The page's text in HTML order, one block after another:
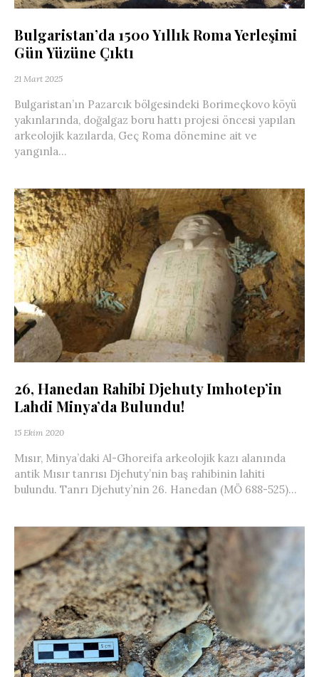
Bulgaristan’da 1500 Yıllık Roma Yerleşimi
Gün Yüzüne Çıktı
21 Mart 2025
Bulgaristan’ın Pazarcık bölgesindeki Borimeçkovo köyü
yakınlarında, doğalgaz boru hattı projesi öncesi yapılan
arkeolojik kazılarda, Geç Roma dönemine ait ve
yangınla...
26, Hanedan Rahibi Djehuty Imhotep’in
Lahdi Minya’da Bulundu!
15 Ekim 2020
Mısır, Minya’daki Al-Ghoreifa arkeolojik kazı alanında
antik Mısır tanrısı Djehuty’nin baş rahibinin lahiti
bulundu. Tanrı Djehuty’nin 26. Hanedan (MÖ 688-525)...